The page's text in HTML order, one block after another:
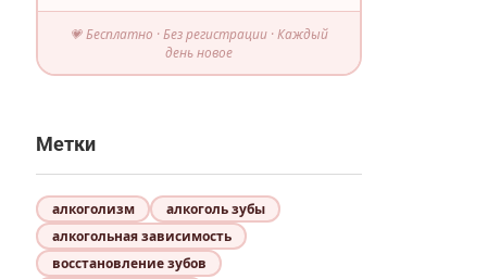
💗 Бесплатно · Без регистрации · Каждый
день новое
Метки
алкоголизм
алкоголь зубы
алкогольная зависимость
восстановление зубов